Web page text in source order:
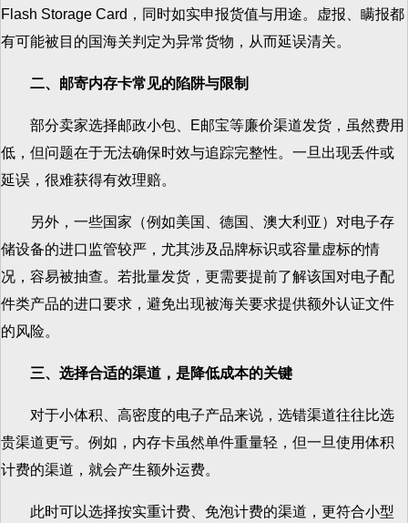
Flash Storage Card，同时如实申报货值与用途。虚报、瞒报都
有可能被目的国海关判定为异常货物，从而延误清关。
二、邮寄内存卡常见的陷阱与限制
部分卖家选择邮政小包、E邮宝等廉价渠道发货，虽然费用
低，但问题在于无法确保时效与追踪完整性。一旦出现丢件或
延误，很难获得有效理赔。
另外，一些国家（例如美国、德国、澳大利亚）对电子存
储设备的进口监管较严，尤其涉及品牌标识或容量虚标的情
况，容易被抽查。若批量发货，更需要提前了解该国对电子配
件类产品的进口要求，避免出现被海关要求提供额外认证文件
的风险。
三、选择合适的渠道，是降低成本的关键
对于小体积、高密度的电子产品来说，选错渠道往往比选
贵渠道更亏。例如，内存卡虽然单件重量轻，但一旦使用体积
计费的渠道，就会产生额外运费。
此时可以选择按实重计费、免泡计费的渠道，更符合小型